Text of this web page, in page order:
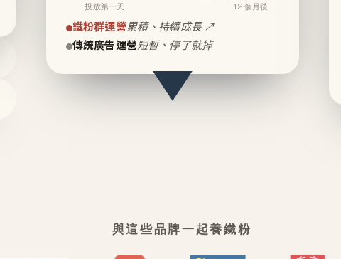
投放第一天 12 個月後
鐵粉群運營累積、持續成長 ↗
傳統廣告運營短暫、停了就掉
與這些品牌一起養鐵粉